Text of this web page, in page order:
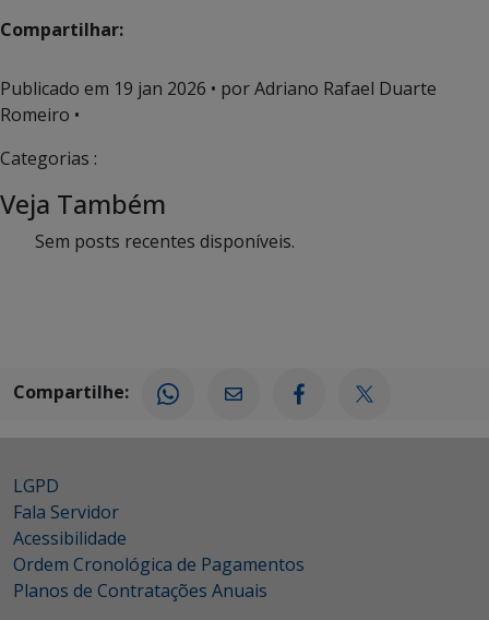
Compartilhar:
Publicado em 19 jan 2026 • por Adriano Rafael Duarte
Romeiro •
Categorias :
Veja Também
Sem posts recentes disponíveis.
Compartilhe:
LGPD
Fala Servidor
Acessibilidade
Ordem Cronológica de Pagamentos
Planos de Contratações Anuais